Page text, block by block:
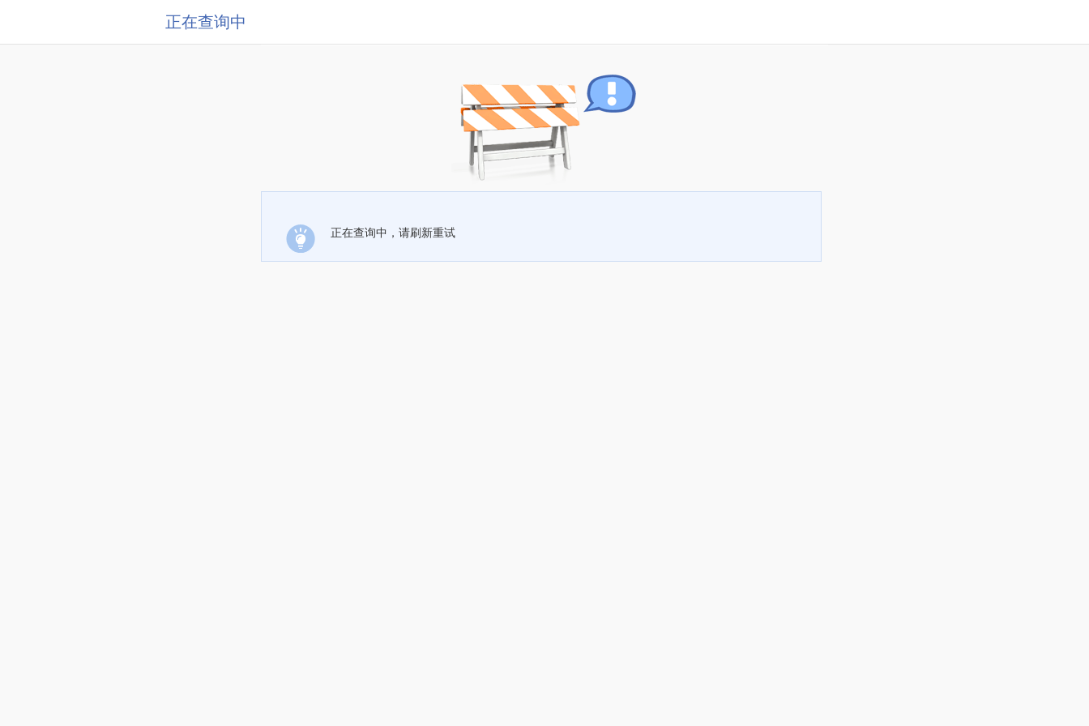
正在查询中
正在查询中，请刷新重试